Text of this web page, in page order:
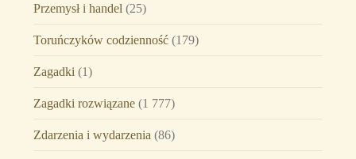
Przemysł i handel (25)
Toruńczyków codzienność(179)
Zagadki (1)
Zagadki rozwiązane(1 777)
Zdarzenia i wydarzenia (86)